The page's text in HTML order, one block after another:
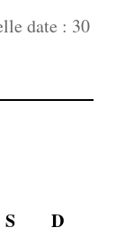
date : 30
S D